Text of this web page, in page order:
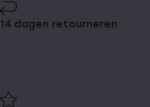
14 dagen retourneren